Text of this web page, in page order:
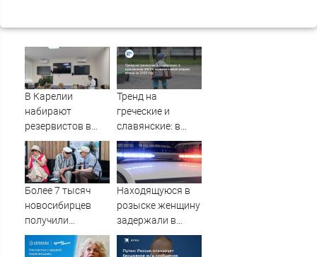
В Карелии
набирают
резервистов в
огневые группы
(ФОТО)
Тренд на
греческие и
славянские: в
курганском ЗАГСе
назвали самые
редкие имена за
2026 год
Более 7 тысяч
новосибирцев
получили
прибавку к
пенсии от СФР
Находящуюся в
розыске женщину
задержали в
Мурманске